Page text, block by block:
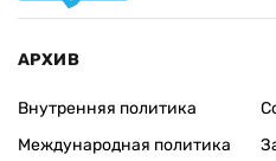
АРХИВ
Внутренняя политика
Международная политика